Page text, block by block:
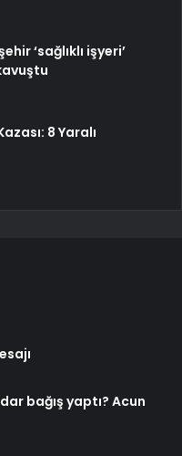
‘sağlıklı işyeri’
8 Yaralı
bağış yaptı? Acun